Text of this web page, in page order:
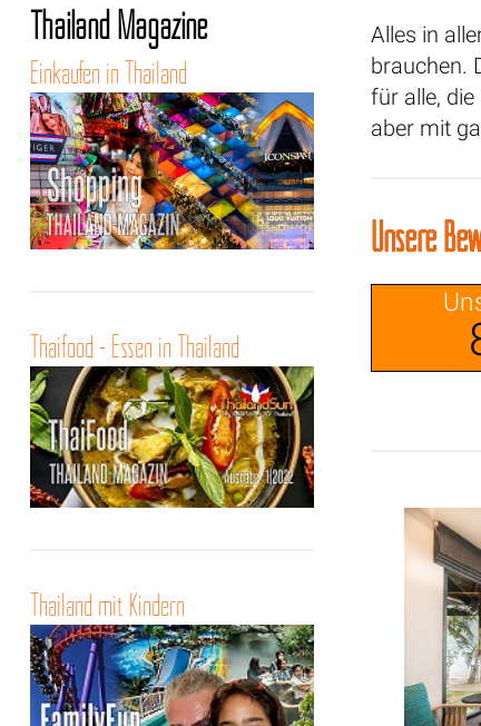
Alles in
brauchen.
für alle,
aber mit
Unsere
Thailand Magazine
Einkaufen in Thailand
Thaifood - Essen in Thailand
Thailand mit Kindern